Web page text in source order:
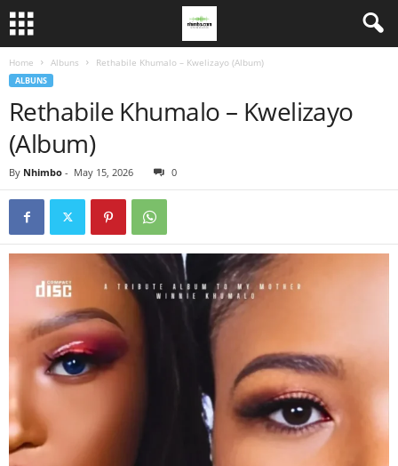
Home Albuns Rethabile Khumalo – Kwelizayo (Album)
ALBUNS
Rethabile Khumalo – Kwelizayo
(Album)
By Nhimbo - May 15, 2026 0